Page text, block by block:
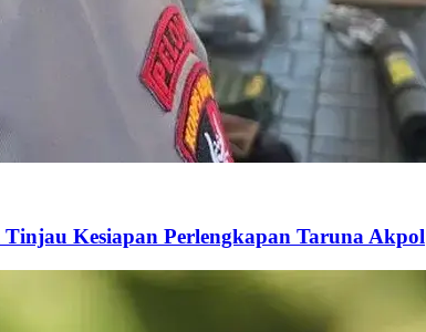
Kesiapan Perlengkapan Taruna Akpol